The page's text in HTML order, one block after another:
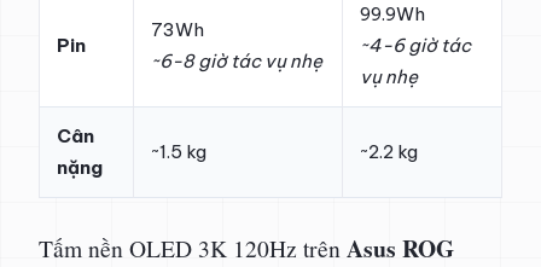
Pin
73Wh
~6-8 giờ tác vụ nhẹ
99.9Wh
~4-6 giờ tác
vụ nhẹ
Cân
nặng
~1.5 kg ~2.2 kg
Tấm nền OLED 3K 120Hz trên Asus ROG